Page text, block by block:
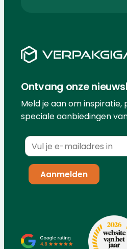
Ontvang onze
Meld je aan om
speciale aanbiedingen